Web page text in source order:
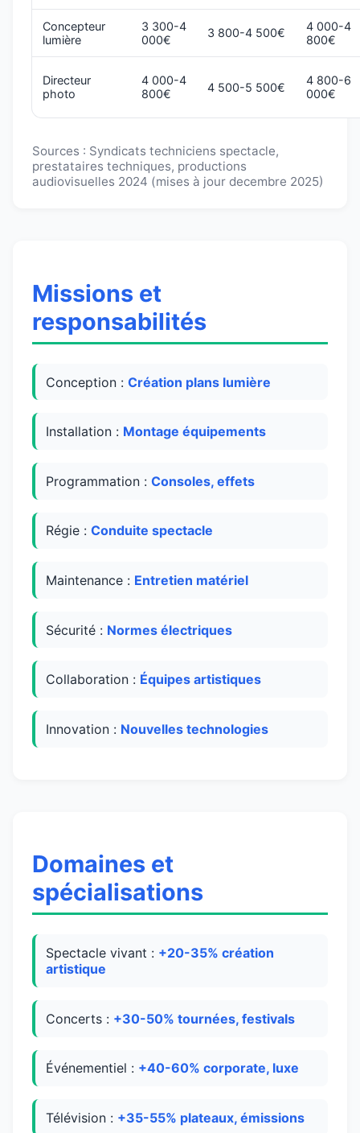
Concepteur
lumière
3 300-4
000€
3 800-4 500€
4 000-4
800€
Directeur
photo
4 000-4
800€
4 500-5 500€
4 800-6
000€
Sources : Syndicats techniciens spectacle,
prestataires techniques, productions
audiovisuelles 2024 (mises à jour decembre 2025)
Missions et
responsabilités
Conception : Création plans lumière
Installation : Montage équipements
Programmation : Consoles, effets
Régie : Conduite spectacle
Maintenance : Entretien matériel
Sécurité : Normes électriques
Collaboration : Équipes artistiques
Innovation : Nouvelles technologies
Domaines et
spécialisations
Spectacle vivant : +20-35% création
artistique
Concerts : +30-50% tournées, festivals
Événementiel : +40-60% corporate, luxe
Télévision : +35-55% plateaux, émissions